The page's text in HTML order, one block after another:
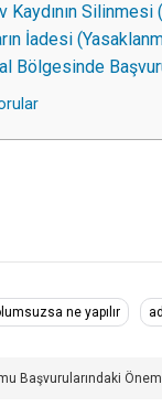
Kaydının Silinmesi
İadesi
Bölgesinde
ne yapılır
Başvurularındaki